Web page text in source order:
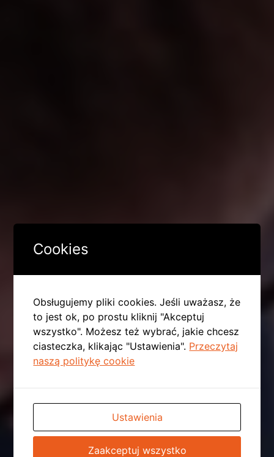
Cookies
Obsługujemy pliki cookies. Jeśli uważasz, że
to jest ok, po prostu kliknij "Akceptuj
wszystko". Możesz też wybrać, jakie chcesz
ciasteczka, klikając "Ustawienia". Przeczytaj
naszą politykę cookie
Ustawienia
Zaakceptuj wszystko